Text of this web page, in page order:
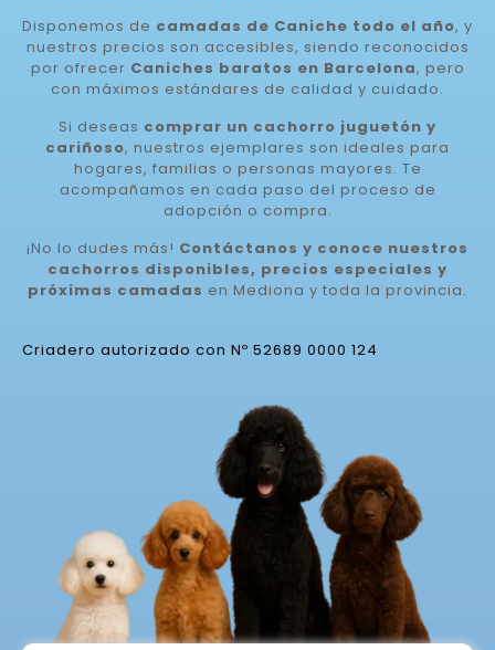
Disponemos de camadas de Caniche todo el año, y
nuestros precios son accesibles, siendo reconocidos
por ofrecer Caniches baratos en Barcelona, pero
con máximos estándares de calidad y cuidado.
Si deseas comprar un cachorro juguetón y
cariñoso, nuestros ejemplares son ideales para
hogares, familias o personas mayores. Te
acompañamos en cada paso del proceso de
adopción o compra.
¡No lo dudes más! Contáctanos y conoce nuestros
cachorros disponibles, precios especiales y
próximas camadas en Mediona y toda la provincia.
Criadero autorizado con Nº 52689 0000 124